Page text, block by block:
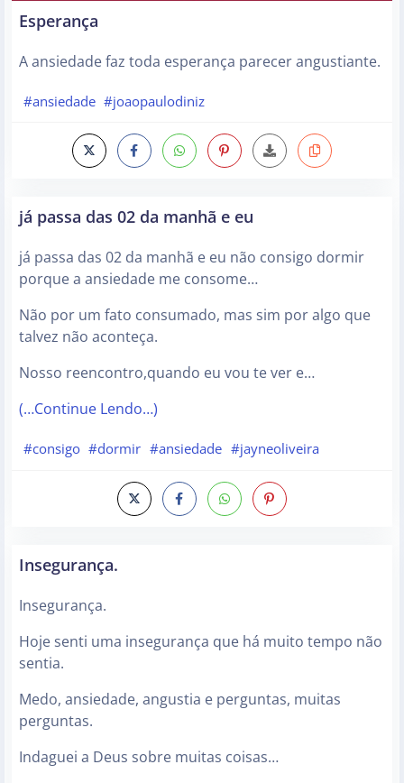
Esperança
A ansiedade faz toda esperança parecer angustiante.
#ansiedade #joaopaulodiniz
já passa das 02 da manhã e eu
já passa das 02 da manhã e eu não consigo dormir
porque a ansiedade me consome…
Não por um fato consumado, mas sim por algo que
talvez não aconteça.
Nosso reencontro,quando eu vou te ver e…
(…Continue Lendo…)
#consigo #dormir #ansiedade #jayneoliveira
Insegurança.
Insegurança.
Hoje senti uma insegurança que há muito tempo não
sentia.
Medo, ansiedade, angustia e perguntas, muitas
perguntas.
Indaguei a Deus sobre muitas coisas…